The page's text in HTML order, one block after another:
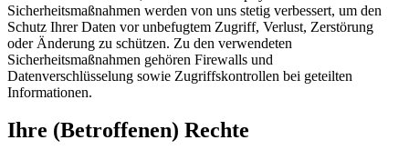
Sicherheitsmaßnahmen werden von uns stetig verbessert, um den
Schutz Ihrer Daten vor unbefugtem Zugriff, Verlust, Zerstörung
oder Änderung zu schützen. Zu den verwendeten
Sicherheitsmaßnahmen gehören Firewalls und
Datenverschlüsselung sowie Zugriffskontrollen bei geteilten
Informationen.
Ihre (Betroffenen) Rechte